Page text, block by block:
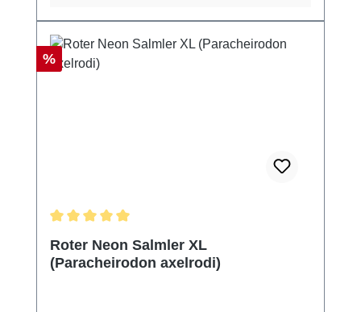
Rabatt
%
Roter Neon Salmler XL
(Paracheirodon axelrodi)